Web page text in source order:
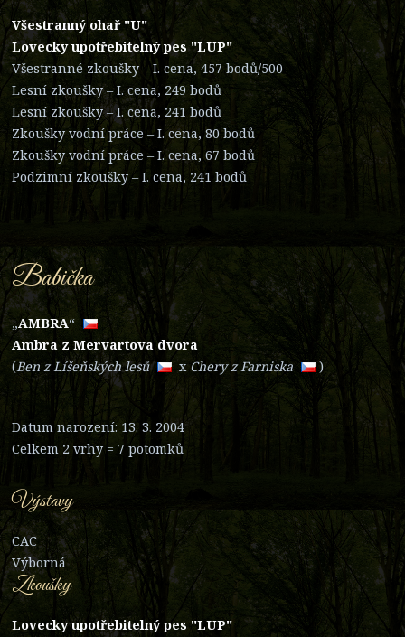
Všestranný ohař "U"
Lovecky upotřebitelný pes "LUP"
Všestranné zkoušky – I. cena, 457 bodů/500
Lesní zkoušky – I. cena, 249 bodů
Lesní zkoušky – I. cena, 241 bodů
Zkoušky vodní práce – I. cena, 80 bodů
Zkoušky vodní práce – I. cena, 67 bodů
Podzimní zkoušky – I. cena, 241 bodů
Babička
„AMBRA“
Ambra z Mervartova dvora
(Ben z Líšeňských lesů x Chery z Farniska )
Datum narození: 13. 3. 2004
Celkem 2 vrhy = 7 potomků
Výstavy
CAC
Výborná
Zkoušky
Lovecky upotřebitelný pes "LUP"